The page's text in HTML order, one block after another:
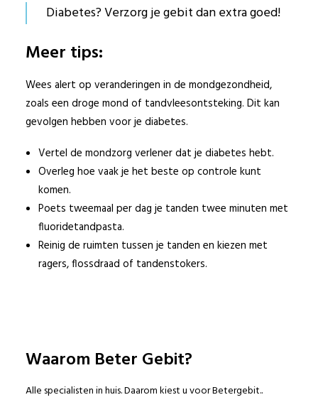
Diabetes? Verzorg je gebit dan extra goed!
Meer tips:
Wees alert op veranderingen in de mondgezondheid,
zoals een droge mond of tandvleesontsteking. Dit kan
gevolgen hebben voor je diabetes.
Vertel de mondzorg verlener dat je diabetes hebt.
Overleg hoe vaak je het beste op controle kunt
komen.
Poets tweemaal per dag je tanden twee minuten met
fluoridetandpasta.
Reinig de ruimten tussen je tanden en kiezen met
ragers, flossdraad of tandenstokers.
Waarom Beter Gebit?
Alle specialisten in huis. Daarom kiest u voor Betergebit..